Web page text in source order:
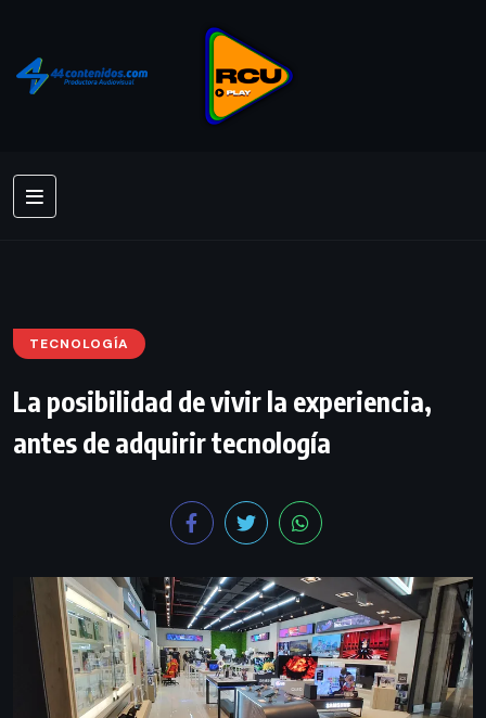
TECNOLOGÍA
La posibilidad de vivir la experiencia,
antes de adquirir tecnología